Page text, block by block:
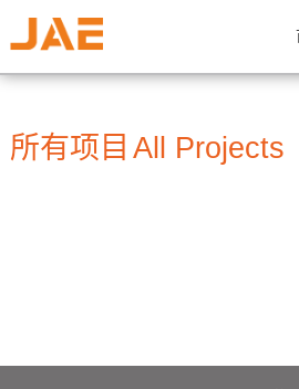
所有项目 All Projects